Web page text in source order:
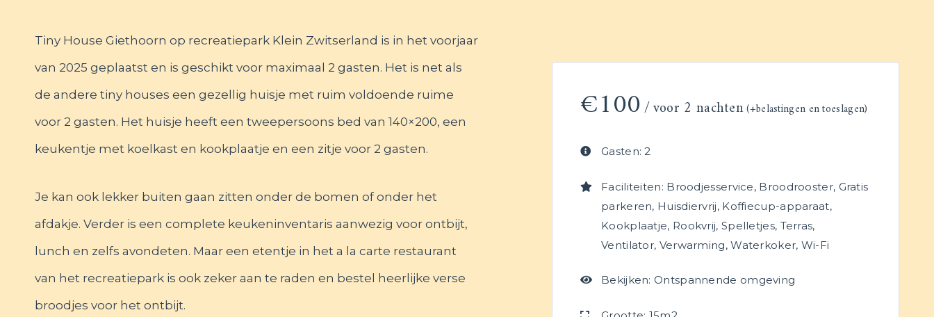
Tiny House Giethoorn op recreatiepark Klein Zwitserland is in het voorjaar
van 2025 geplaatst en is geschikt voor maximaal 2 gasten. Het is net als
de andere tiny houses een gezellig huisje met ruim voldoende ruime
voor 2 gasten. Het huisje heeft een tweepersoons bed van 140×200, een
keukentje met koelkast en kookplaatje en een zitje voor 2 gasten.
Je kan ook lekker buiten gaan zitten onder de bomen of onder het
afdakje. Verder is een complete keukeninventaris aanwezig voor ontbijt,
lunch en zelfs avondeten. Maar een etentje in het a la carte restaurant
van het recreatiepark is ook zeker aan te raden en bestel heerlijke verse
broodjes voor het ontbijt.
€100 voor 2 nachten(+belastingen en toeslagen)
Gasten: 2
Faciliteiten: Broodjesservice, Broodrooster, Gratis
parkeren, Huisdiervrij, Koffiecup-apparaat,
Kookplaatje, Rookvrij, Spelletjes, Terras,
Ventilator, Verwarming,Waterkoker, Wi-Fi
Bekijken: Ontspannende omgeving